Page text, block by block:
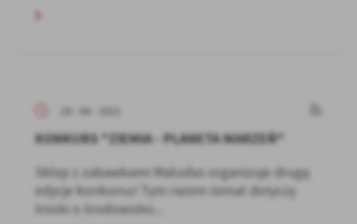
29 - 04 - 2021
KONKURS "ZIEMIA - PLANETA MARZEŃ"
Sklep z zabawkami Maludas organizuje drugą
edycje konkursu! Tym razem temat dotyczy
troski o środowisko...